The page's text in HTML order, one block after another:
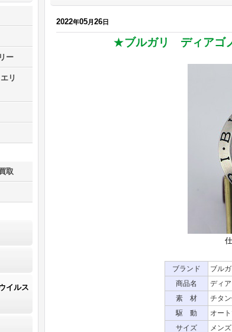
ー
リ
取
イルス
2022年05月26日
★ブルガリ ディアゴ
ブランド
ブルガ
商品名
ディ
素 材
チタ
駆 動
オー
サイズ
メン